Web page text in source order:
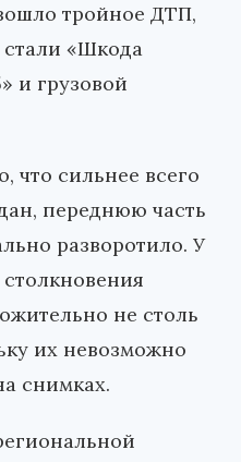
тройное ДТП,
стали «Шкода
и грузовой
что сильнее всего
переднюю часть
разворотило. У
не столь
их невозможно
снимках.